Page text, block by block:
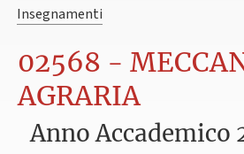
Insegnamenti
02568 -
AGRARIA
Anno Accademico